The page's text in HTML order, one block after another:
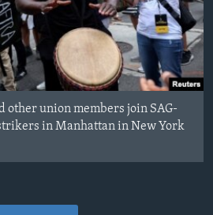
other union members join SAG-
in Manhattan in New York